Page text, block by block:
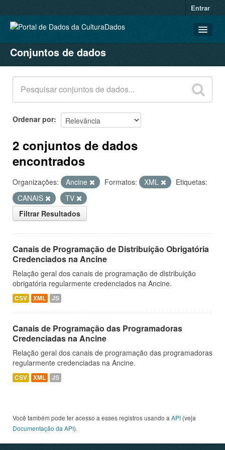
Entrar
CONJUNTOS DE DADOS
ORGANIZAÇÕES
GRUPOS
SOBRE
Conjuntos de dados
Ordenar por
2 conjuntos de dados
encontrados
Organizações: Ancine Formatos: XML
Etiquetas:
CANAIS
TV
Filtrar Resultados
Canais de Programação de Distribuição Obrigatória
Credenciados na Ancine
Relação geral dos canais de programação de distribuição
obrigatória regularmente credenciados na Ancine.
CSV XML JS
Canais de Programação das Programadoras
Credenciadas na Ancine
Relação geral dos canais de programação das programadoras
regularmente credenciadas na Ancine.
CSV XML JS
Você também pode ter acesso a esses registros usando a API (veja
Documentação da API).